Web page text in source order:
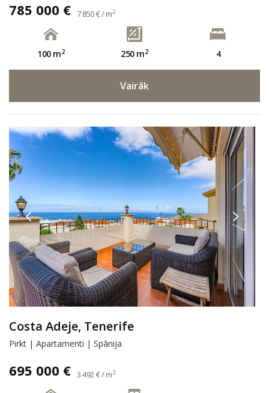
785 000 € 7 850 € / m2
100 m2 250 m2 4
Vairāk
Costa Adeje, Tenerife
Pirkt | Apartamenti | Spānija
695 000 € 3 492 € / m2